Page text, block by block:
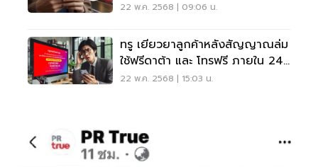
22 พ.ค. 2568 | 09:06 น.
ทรู เยียวยาลูกค้าหลังสัญญาณล่ม
ใช้ฟรีดาต้า และ โทรฟรี ภายใน 24
ชม.
22 พ.ค. 2568 | 15:03 น.